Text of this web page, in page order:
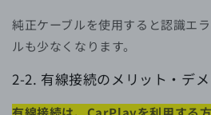
純正ケーブルを使用すると認識エ
ルも少なくなります。
2-2. 有線接続のメリット・デ